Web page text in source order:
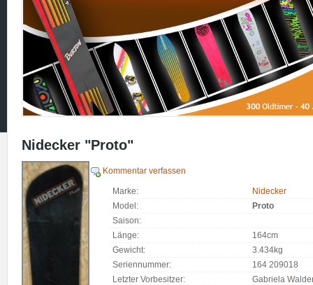
Nidecker "Proto"
Kommentar verfassen
Marke:
Nidecker
Model:
Proto
Saison:
Länge:
164cm
Gewicht:
3.434kg
Seriennummer:
164 209018
Letzter Vorbesitzer:
Gabriela